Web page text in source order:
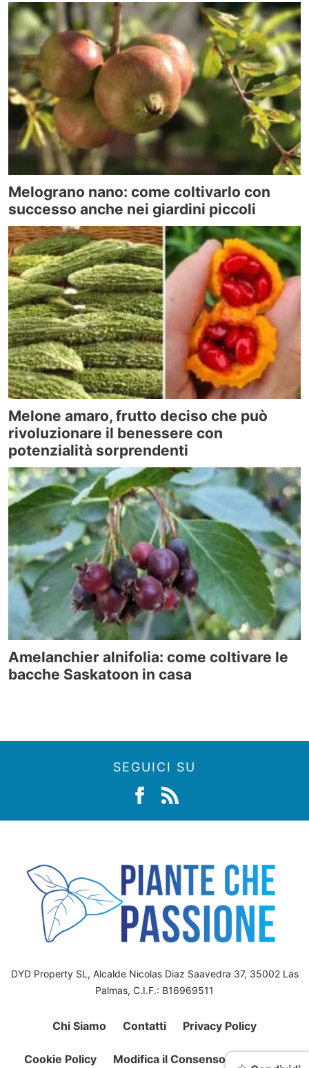
Melograno nano: come coltivarlo con
successo anche nei giardini piccoli
Melone amaro, frutto deciso che può
rivoluzionare il benessere con
potenzialità sorprendenti
Amelanchier alnifolia: come coltivare le
bacche Saskatoon in casa
SEGUICI SU
DYD Property SL, Alcalde Nicolas Diaz Saavedra 37, 35002 Las
Palmas, C.I.F.: B16969511
Chi Siamo Contatti Privacy Policy
Cookie Policy Modifica il Consenso sui Cookie